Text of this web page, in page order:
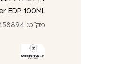
EDP 100ML
מק"ט: 3760260458894